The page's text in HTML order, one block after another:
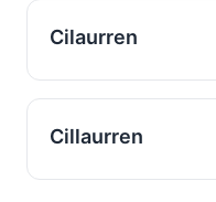
Cilaurren
Cillaurren